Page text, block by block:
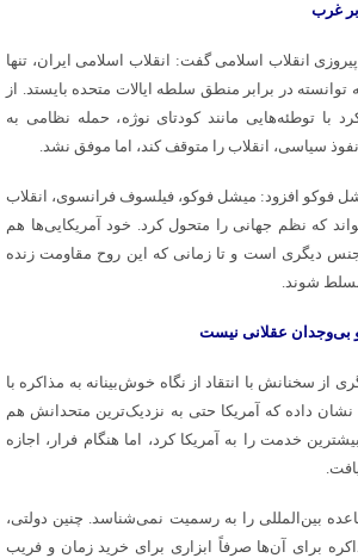
غرب
انقلاب اسلامی گفت: انقلاب اسلامی ایران، تنها
در برابر منطق سلطه ایالات متحده بایستد. از
با توطئه‌هایی مانند کودتای نوژه ، حمله نظامی به
سیاسی، انقلاب را متوقف کند، اما موفق نشد.
فوکو افزود: میشل فوکو، فیلسوف فرانسوی، انقلاب
که نظم جهانی را متحول کرد. خود آمریکایی‌ها هم
جنس دیگری است و تا زمانی که این روح مقاومت زنده
مسلط شوند.
بی‌وجدان عقلانی نیست
سخنانش با انتقاد از نگاه خوش‌بینانه به مذاکره با
نشان داده که آمریکا حتی به نزدیک‌ترین متحدانش هم
خدمت را به آمریکا کرد، اما هنگام فرار، اجازه
بین‌المللی را به رسمیت نمی‌شناسد. چنین دولتی،
برای آن‌ها صرفاً ابزاری برای خرید زمان و فریب